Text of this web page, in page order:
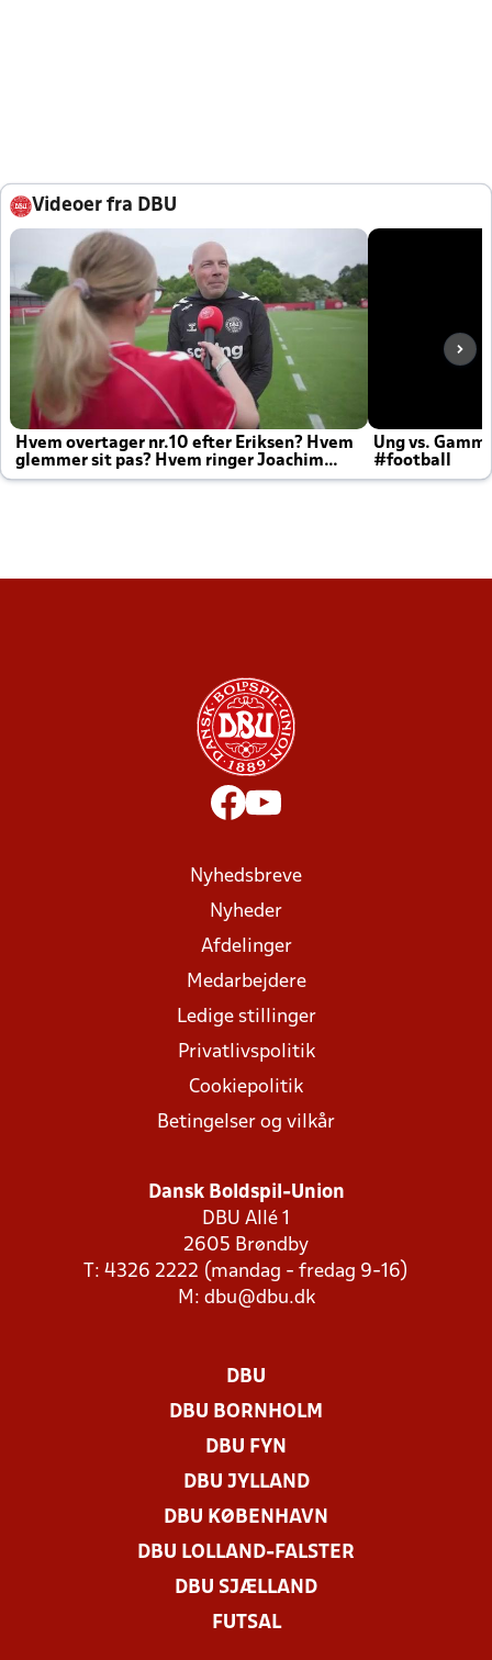
Videoer fra DBU
Hvem overtager nr.10 efter Eriksen? Hvem
glemmer sit pas? Hvem ringer Joachim
altid til efter kampe?
Ung vs.
#football
Nyhedsbreve
Nyheder
Afdelinger
Medarbejdere
Ledige stillinger
Privatlivspolitik
Cookiepolitik
Betingelser og vilkår
Dansk Boldspil-Union
DBU Allé 1
2605 Brøndby
T: 4326 2222 (mandag - fredag 9-16)
M: dbu@dbu.dk
DBU
DBU BORNHOLM
DBU FYN
DBU JYLLAND
DBU KØBENHAVN
DBU LOLLAND-FALSTER
DBU SJÆLLAND
FUTSAL